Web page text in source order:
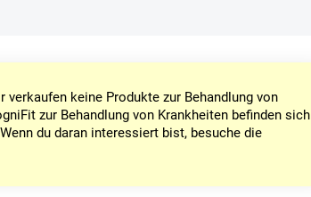
keine Produkte zur Behandlung von
zur Behandlung von Krankheiten befinden sich
du daran interessiert bist, besuche die